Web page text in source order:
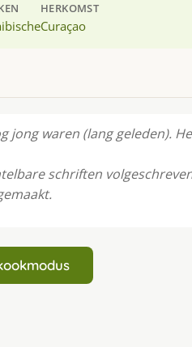
HERKOMST
Curaçao
waren (lang geleden).
schriften